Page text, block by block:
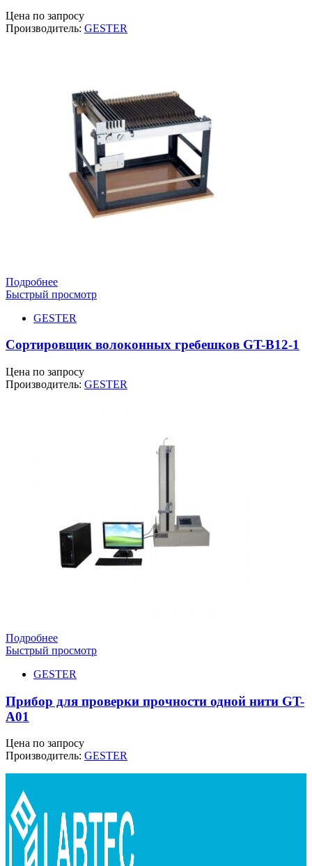
Цена по запросу
Производитель: GESTER
Подробнее
Быстрый просмотр
GESTER
Сортировщик волоконных гребешков GT-B12-1
Цена по запросу
Производитель: GESTER
Подробнее
Быстрый просмотр
GESTER
Прибор для проверки прочности одной нити GT-
A01
Цена по запросу
Производитель: GESTER